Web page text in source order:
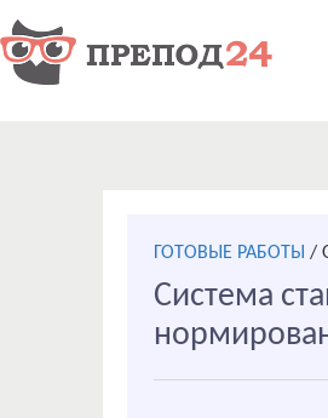
ГОТОВЫЕ РАБОТЫ /
Система